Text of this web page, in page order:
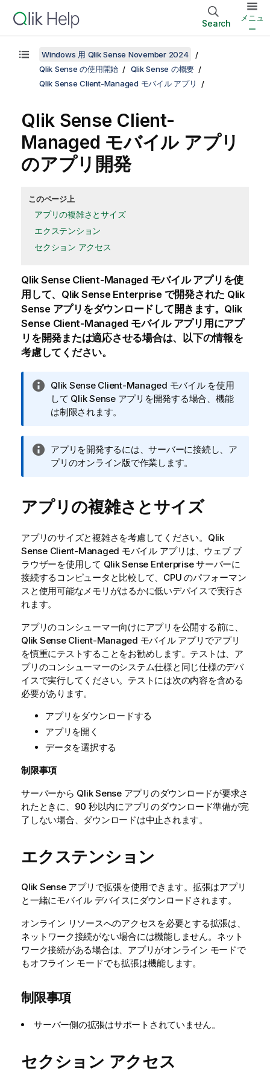
Search
メニュ
ー
Windows 用 Qlik Sense November 2024
Qlik Sense の使用開始
Qlik Sense の概要
Qlik Sense Client-Managed モバイル アプリ
Qlik Sense Client-
Managed モバイルアプリ
のアプリ開発
このページ上
アプリの複雑さとサイズ
エクステンション
セクション アクセス
Qlik Sense Client-Managed モバイルアプリを使
用して、 Qlik Sense Enterpriseで開発された Qlik
Senseアプリをダウンロードして開きます。 Qlik
Sense Client-Managed モバイルアプリ用にアプ
リを開発または適応させる場合は、以下の情報を
考慮してください。
情
報
メ
Qlik Sense Client-Managed モバイルを使用
して Qlik Senseアプリを開発する場合、機能
は制限されます。
情
報
アプリを開発するには、サーバーに接続し、ア
プリのオンライン版で作業します。
アプリの複雑さとサイズ
アプリのサイズと複雑さを考慮してください。 Qlik
Sense Client-Managed モバイルアプリは、ウェブ ブ
ラウザーを使用して Qlik Sense Enterpriseサーバーに
接続するコンピュータと比較して、CPU のパフォーマン
スと使用可能なメモリがはるかに低いデバイスで実行さ
れます。
アプリのコンシューマー向けにアプリを公開する前に、
Qlik Sense Client-Managed モバイルアプリでアプリ
を慎重にテストすることをお勧めします。テストは、ア
プリのコンシューマーのシステム仕様と同じ仕様のデバ
イスで実行してください。テストには次の内容を含める
必要があります。
アプリをダウンロードする
アプリを開く
データを選択する
制限事項
サーバーから Qlik Senseアプリのダウンロードが要求さ
れたときに、90 秒以内にアプリのダウンロード準備が完
了しない場合、ダウンロードは中止されます。
エクステンション
Qlik Senseアプリで拡張を使用できます。拡張はアプリ
と一緒にモバイル デバイスにダウンロードされます。
オンライン リソースへのアクセスを必要とする拡張は、
ネットワーク接続がない場合には機能しません。ネット
ワーク接続がある場合は、アプリがオンライン モードで
もオフライン モードでも拡張は機能します。
制限事項
サーバー側の拡張はサポートされていません。
セクション アクセス